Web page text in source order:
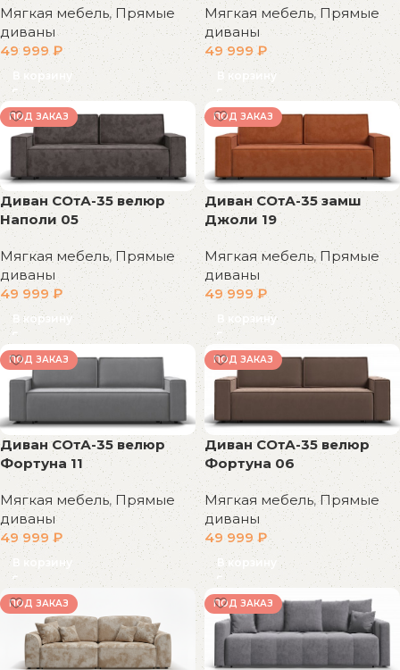
Мягкая мебель, Прямые
диваны
49 999 ₽
В корзину
Мягкая мебель, Прямые
диваны
49 999₽
В корзину
ПОД ЗАКАЗ
Диван СОтА-35 велюр
Наполи 05
Мягкая мебель,Прямые
диваны
49 999₽
В корзину
ПОД ЗАКАЗ
Диван СОтА-35 замш
Джоли 19
Мягкая мебель, Прямые
диваны
49 999₽
В корзину
ПОД ЗАКАЗ
Диван СОтА-35 велюр
Фортуна 11
Мягкая мебель, Прямые
диваны
49 999 ₽
В корзину
ПОД ЗАКАЗ
Диван СОтА-35 велюр
Фортуна 06
Мягкая мебель,Прямые
диваны
49 999 ₽
В корзину
ПОД ЗАКАЗ ПОД ЗАКАЗ